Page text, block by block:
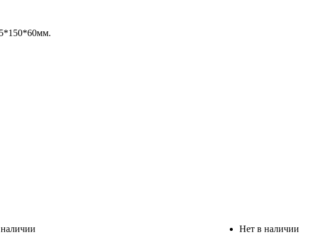
Нет в наличии